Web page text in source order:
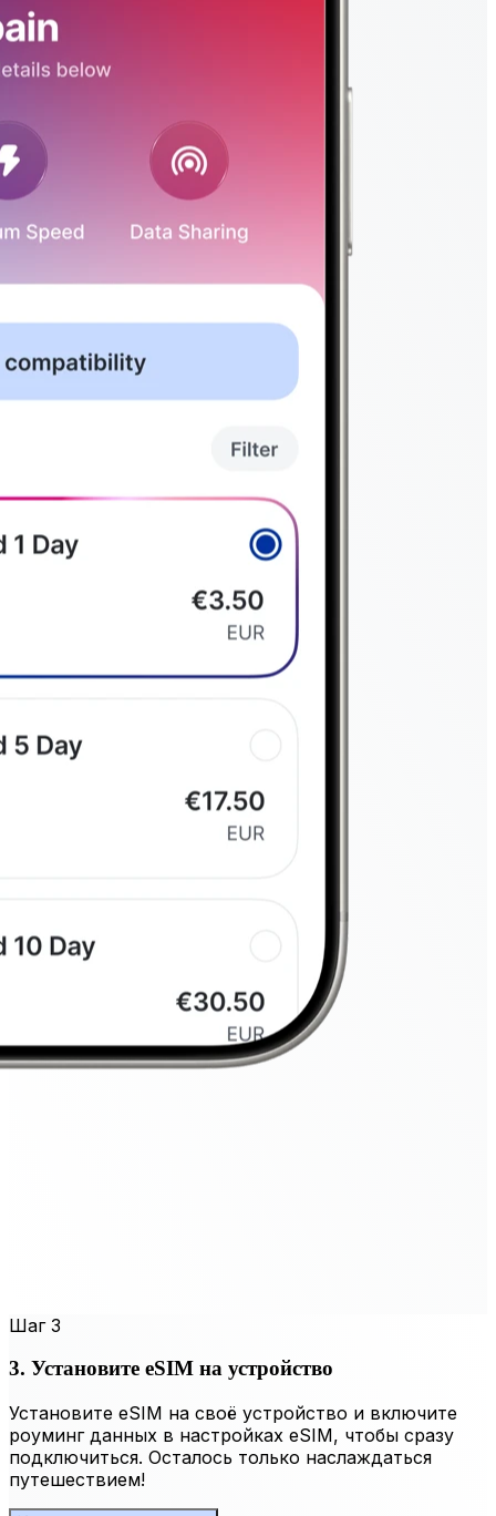
Шаг 3
3. Установите eSIM на устройство
Установите eSIM на своё устройство и включите
роуминг данных в настройках eSIM, чтобы сразу
подключиться. Осталось только наслаждаться
путешествием!